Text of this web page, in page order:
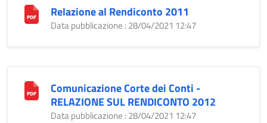
Relazione al Rendiconto 2011
Data pubblicazione : 28/04/2021 12:47
Comunicazione Corte dei Conti -
RELAZIONE SUL RENDICONTO 2012
Data pubblicazione : 28/04/2021 12:47